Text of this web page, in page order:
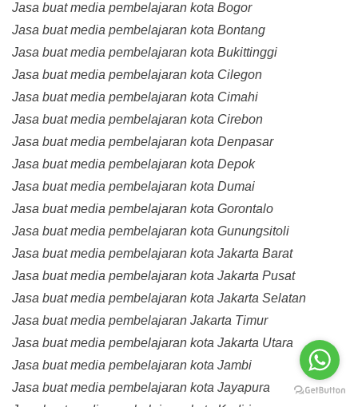
Jasa buat media pembelajaran kota Bogor
Jasa buat media pembelajaran kota Bontang
Jasa buat media pembelajaran kota Bukittinggi
Jasa buat media pembelajaran kota Cilegon
Jasa buat media pembelajaran kota Cimahi
Jasa buat media pembelajaran kota Cirebon
Jasa buat media pembelajaran kota Denpasar
Jasa buat media pembelajaran kota Depok
Jasa buat media pembelajaran kota Dumai
Jasa buat media pembelajaran kota Gorontalo
Jasa buat media pembelajaran kota Gunungsitoli
Jasa buat media pembelajaran kota Jakarta Barat
Jasa buat media pembelajaran kota Jakarta Pusat
Jasa buat media pembelajaran kota Jakarta Selatan
Jasa buat media pembelajaran Jakarta Timur
Jasa buat media pembelajaran kota Jakarta Utara
Jasa buat media pembelajaran kota Jambi
Jasa buat media pembelajaran kota Jayapura